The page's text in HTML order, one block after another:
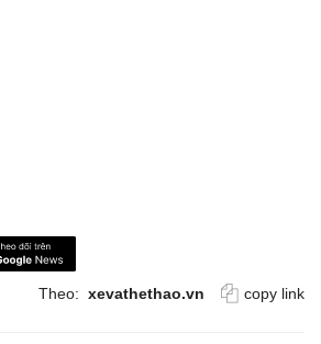
Theo: xevathethao.vn copy link